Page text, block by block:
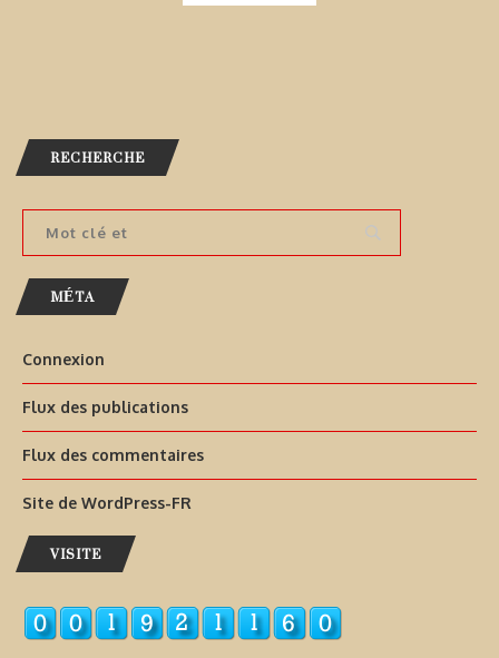
RECHERCHE
MÉTA
Connexion
Flux des publications
Flux des commentaires
Site de WordPress-FR
VISITE